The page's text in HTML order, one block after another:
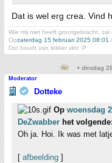
Dat is wel erg crea. Vind
Wie mij niet heeft grootgebracht, zal
Opzaterdag 15 februari 2025 08:01
Dot houdt van lekker vlot :P
• dinsdag
Moderator
Dotteke
Op woensdag
DeZwabber het volgende:
Oh ja. Hoi. Ik was met
[ afbeelding ]